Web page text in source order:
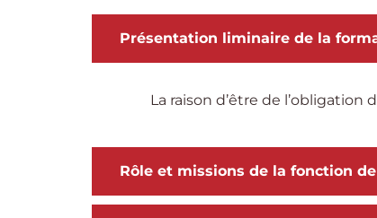
Présentation liminaire de la
La raison d’être de
Rôle et missions de la fonction